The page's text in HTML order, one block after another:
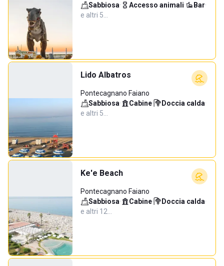
Sabbiosa· Accesso animali· Bar·
e altri 5…
Lido Albatros
Pontecagnano Faiano
Sabbiosa· Cabine· Doccia calda·
e altri 5…
Ke'e Beach
Pontecagnano Faiano
Sabbiosa· Cabine· Doccia calda·
e altri 12…